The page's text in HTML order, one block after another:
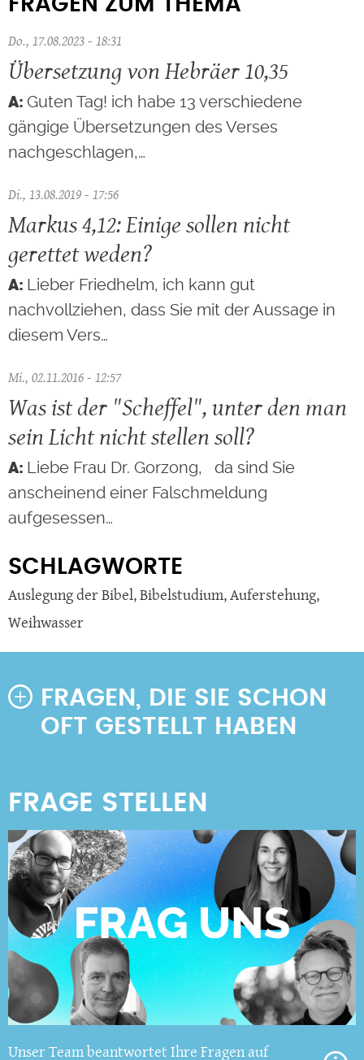
FRAGEN ZUM THEMA
Do., 17.08.2023 - 18:31
Übersetzung von Hebräer 10,35
Guten Tag! ich habe 13 verschiedene
gängige Übersetzungen des Verses
nachgeschlagen,…
Di., 13.08.2019 - 17:56
Markus 4,12: Einige sollen nicht
gerettet weden?
Lieber Friedhelm, ich kann gut
nachvollziehen, dass Sie mit der Aussage in
diesem Vers…
Mi., 02.11.2016 - 12:57
Was ist der "Scheffel", unter den man
sein Licht nicht stellen soll?
Liebe Frau Dr. Gorzong, da sind Sie
anscheinend einer Falschmeldung
aufgesessen…
SCHLAGWORTE
Auslegung der Bibel,Bibelstudium,Auferstehung,
Weihwasser
FRAGEN, DIE SIE SCHON
OFT GESTELLT HABEN
Unser Team beantwortet Ihre Fragen auf